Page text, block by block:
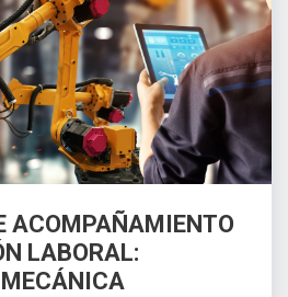
ACOMPAÑAMIENTO
LABORAL: